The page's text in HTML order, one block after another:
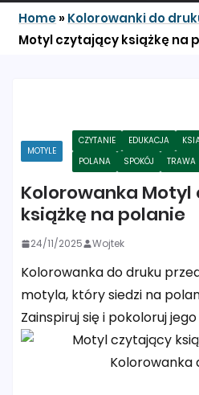
Home» Kolorowanki do
Motyl czytający książkę na
MOTYLE
CZYTANIE EDUKACJA
POLANA
SPOKÓJ TRAWA
Kolorowanka
książkę na polanie
24/11/2025 Wojtek
Kolorowanka do druku
motyla, który siedzi na
Zainspiruj się i pokoloruj